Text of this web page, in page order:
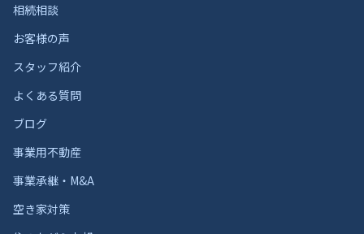
相続相談
お客様の声
スタッフ紹介
よくある質問
ブログ
事業用不動産
事業承継・M&A
空き家対策